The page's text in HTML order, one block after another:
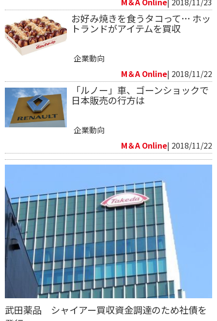
お好み焼きを食うタコって… ホッ
トランドがアイテムを買収
企業動向
M＆A Online| 2018/11/22
「ルノー」車、ゴーンショックで
日本販売の行方は
企業動向
M＆A Online| 2018/11/22
武田薬品 シャイアー買収資金調達のため社債を